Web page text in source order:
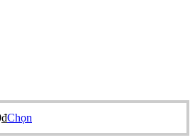
sản
phẩm
₫Khoảng
Chọn